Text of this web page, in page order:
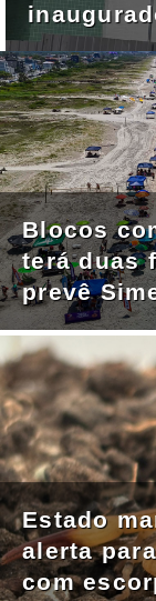
Blocos
terá duas
prevê
Estado
alerta
com